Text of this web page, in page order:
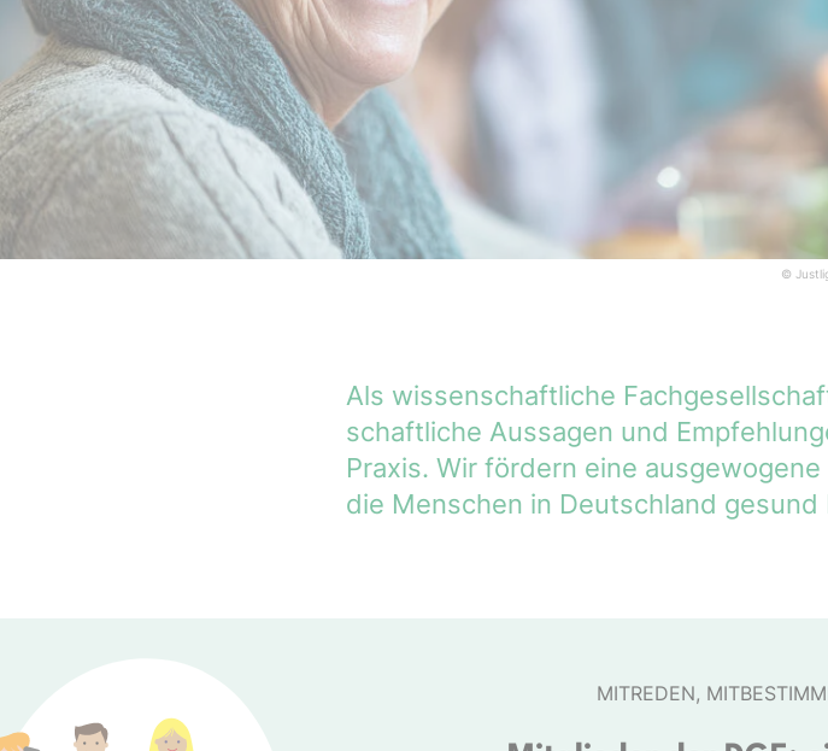
©
Als wissenschaftliche
schaft­liche Aussagen und
Praxis. Wir fördern eine
die Menschen in Deutschland
MITREDEN,